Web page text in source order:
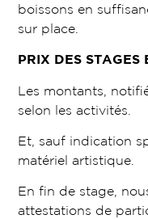
boissons en
sur place.
PRIX DES STAGES
Les montants,
selon les activités.
Et, sauf indication
matériel artistique.
En fin de stage,
attestations de